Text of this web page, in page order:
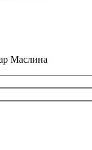
Маслина